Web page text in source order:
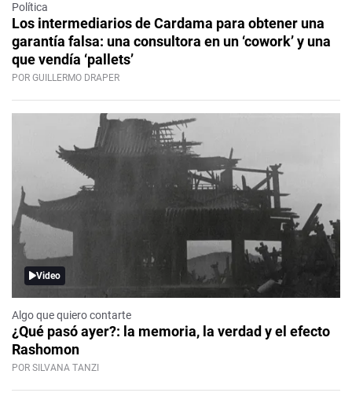
Política
Los intermediarios de Cardama para obtener una
garantía falsa: una consultora en un ‘cowork’ y una
que vendía ‘pallets’
POR GUILLERMO DRAPER
Video
Algo que quiero contarte
¿Qué pasó ayer?: la memoria, la verdad y el efecto
Rashomon
POR SILVANA TANZI